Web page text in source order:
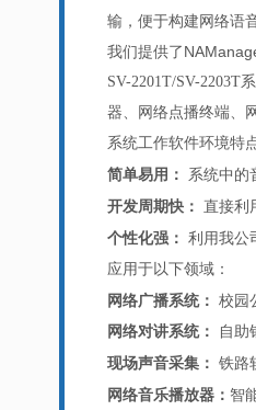
输，便于构建网络语
我们提供了
SV-2201T/SV-2203T
器、网络点播终端、
系统工作软件环境特
简单易用：
系统中的
开发周期快： 直接利
个性化强： 利用我公
应用于以下领域：
网络广播系统： 校园
网络对讲系统：
自助
现场声音采集： 铁路
网络音乐播放器： 智